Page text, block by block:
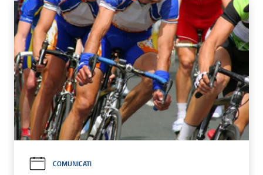
COMUNICATI